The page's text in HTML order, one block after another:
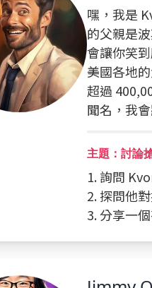
嘿，我是
的父親是
會讓你笑
美國各地
超過
聞名，我
主題：討論
1. 詢問
2. 探問他
3. 分享一